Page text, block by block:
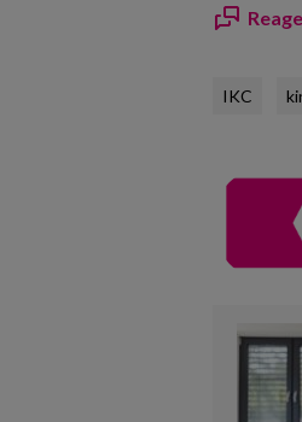
IKC